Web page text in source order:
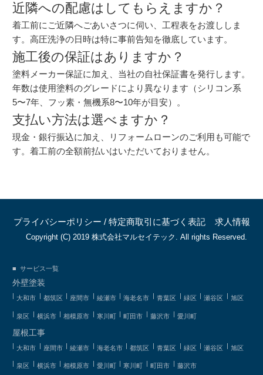
近隣への配慮はしてもらえますか？
着工前にご近隣へごあいさつに伺い、工程表をお渡ししま
す。高圧洗浄の日時は特に事前告知を徹底しています。
施工後の保証はありますか？
塗料メーカー保証に加え、当社の自社保証書を発行します。
年数は使用塗料のグレードにより異なります（シリコン系
5〜7年、フッ素・無機系8〜10年が目安）。
支払い方法は選べますか？
現金・銀行振込に加え、リフォームローンのご利用も可能で
す。着工前の全額前払いはいただいておりません。
プライバシーポリシー / 特定商取引に基づく表記 求人情報
Copyright (C) 2019 株式会社マルセイテック. All rights Reserved.
サービス一覧
外壁塗装
大和市 都筑区 座間市 綾瀬市 海老名市 青葉区 緑区 瀬谷区 旭区
泉区 横浜市 相模原市 寒川町 町田市 藤沢市 愛川町
屋根工事
大和市 座間市 綾瀬市 海老名市 都筑区 青葉区 緑区 瀬谷区 旭区
泉区 横浜市 相模原市 愛川町 寒川町 町田市 藤沢市